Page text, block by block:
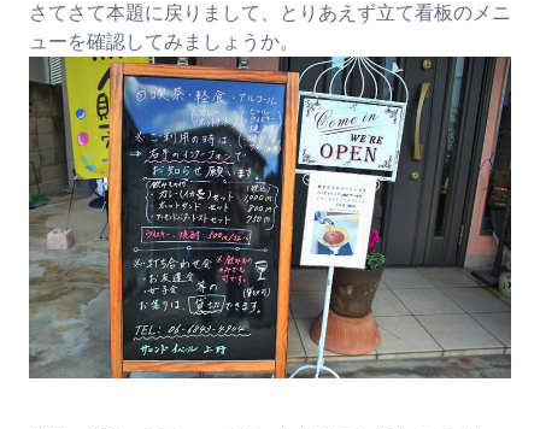
さてさて本題に戻りまして、とりあえず立て看板のメニ
ューを確認してみましょうか。